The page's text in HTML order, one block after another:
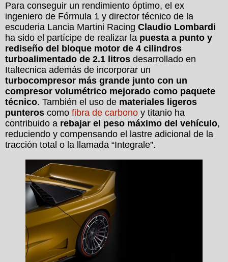
Para conseguir un rendimiento óptimo, el ex
ingeniero de Fórmula 1 y director técnico de la
escuderia Lancia Martini Racing Claudio Lombardi
ha sido el partícipe de realizar la puesta a punto y
rediseño del bloque motor de 4 cilindros
turboalimentado de 2.1 litros desarrollado en
Italtecnica además de incorporar un
turbocompresor más grande junto con un
compresor volumétrico mejorado como paquete
técnico. También el uso de materiales ligeros
punteros como fibra de carbono y titanio ha
contribuido a rebajar el peso máximo del vehículo,
reduciendo y compensando el lastre adicional de la
tracción total o la llamada “Integrale”.